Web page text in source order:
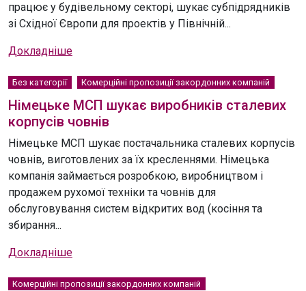
працює у будівельному секторі, шукає субпідрядників
зі Східної Європи для проектів у Північній...
Докладніше
Без категорії Комерційні пропозиції закордонних компаній
Німецьке МСП шукає виробників сталевих
корпусів човнів
Німецьке МСП шукає постачальника сталевих корпусів
човнів, виготовлених за їх кресленнями. Німецька
компанія займається розробкою, виробництвом і
продажем рухомої техніки та човнів для
обслуговування систем відкритих вод (косіння та
збирання...
Докладніше
Комерційні пропозиції закордонних компаній